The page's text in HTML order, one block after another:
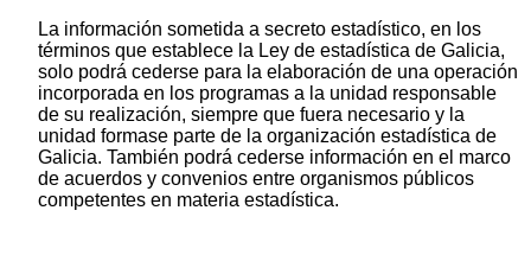
La información sometida a secreto estadístico, en los
términos que establece la Ley de estadística de Galicia,
solo podrá cederse para la elaboración de una operación
incorporada en los programas a la unidad responsable
de su realización, siempre que fuera necesario y la
unidad formase parte de la organización estadística de
Galicia. También podrá cederse información en el marco
de acuerdos y convenios entre organismos públicos
competentes en materia estadística.